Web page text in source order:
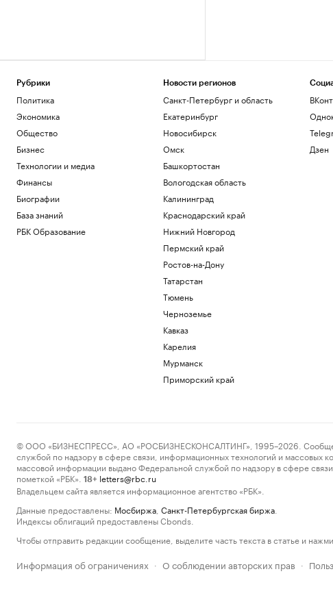
Рубрики
Политика
Экономика
Общество
Бизнес
Технологии и медиа
Финансы
Биографии
База знаний
РБК Образование
Новости регионов
Санкт-Петербург и область
Екатеринбург
Новосибирск
Омск
Башкортостан
Вологодская область
Калининград
Краснодарский край
Нижний Новгород
Пермский край
Ростов-на-Дону
Татарстан
Тюмень
Черноземье
Кавказ
Карелия
Мурманск
Приморский край
Дзен
© ООО «БИЗНЕСПРЕСС», АО «РОСБИЗНЕСКОНСАЛТИНГ», 1995–2026. Сообщения
службой по надзору в сфере связи, информационных технологий и массовых
массовой информации выдано Федеральной службой по надзору в сфере
пометкой «РБК».
18+ letters@rbc.ru
Владельцем сайта является информационное агентство «РБК».
Данные предоставлены: Мосбиржа Санкт-Петербургская биржа
Индексы облигаций предоставлены Cbonds.
Чтобы отправить редакции сообщение, выделите часть текста в статье и
Информация об ограничениях · О соблюдении авторских прав ·